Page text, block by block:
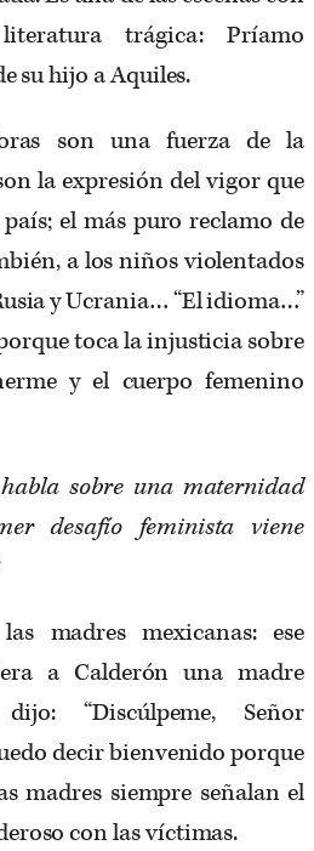
trágica: Príamo
su hijo a Aquiles.
son una fuerza de la
la expresión del vigor que
el más puro reclamo de
a los niños violentados
y Ucrania… “El idioma…”
toca la injusticia sobre
y el cuerpo femenino
sobre una maternidad
desafío feminista viene
madres mexicanas: ese
a Calderón una madre
“Discúlpeme, Señor
decir bienvenido porque
madres siempre señalan el
con las víctimas.